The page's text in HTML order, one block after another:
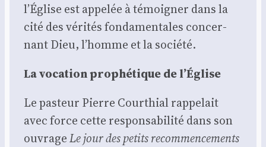
l’Église est appe­lée à témoi­gner dans la
cité des véri­tés fon­da­men­tales concer­
nant Dieu, l’homme et la socié­té.
La voca­tion pro­phé­tique de l’Église
Le pas­teur Pierre Cour­thial rap­pe­lait
avec force cette res­pon­sa­bi­li­té dans son
ouvrageLe jour des petits recom­men­ce­ments